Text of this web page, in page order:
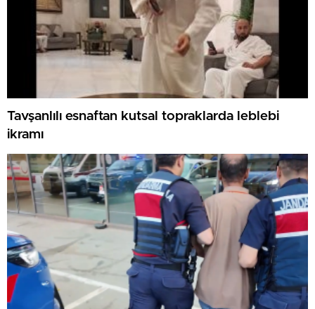
Tavşanlılı esnaftan kutsal topraklarda leblebi
ikramı